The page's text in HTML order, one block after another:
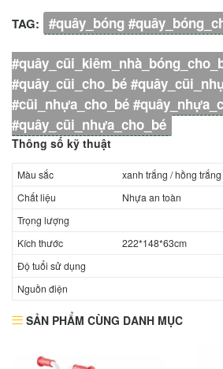
TAG: #quây_bóng
#quây_cũi_cho_bé
#cũi_nhựa_cho_bé
#quây_cũi_nhựa_cho_bé
Thông số kỹ thuật
Màu sắc
xanh trắng / hồng trắng
Chất liệu
Nhựa an toàn
Trọng lượng
Kích thước
222*148*63cm
Độ tuổi sử dụng
Nguồn điện
SẢN PHẨM CÙNG DANH MỤC